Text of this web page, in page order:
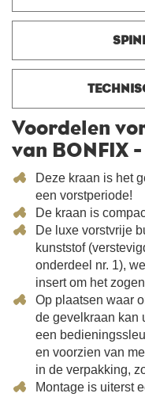
Voordelen
van BONFIX -
Deze kraan is het
een vorstperiode!
De kraan is
De luxe vorstvrije
kunststof
onderdeel nr. 1),
insert om het
Op plaatsen waar
de gevelkraan kan
een
en voorzien van
in de verpakking,
Montage is uiterst